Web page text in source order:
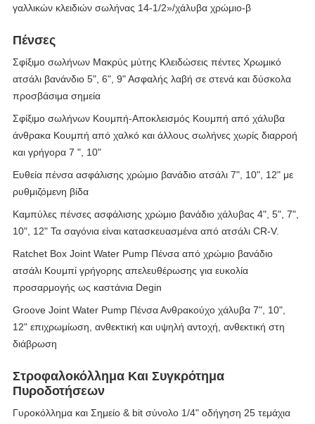
γαλλικών κλειδιών σωλήνας 14-1/2»/χάλυβα χρώμιο-β
Πένσες
Σφίξιμο σωλήνων Μακρύς μύτης Κλειδώσεις πέντες Χρωμικό
ατσάλι βανάνδιο 5", 6", 9" Ασφαλής λαβή σε στενά και δύσκολα
προσβάσιμα σημεία
Σφίξιμο σωλήνων Κουμπή-Αποκλεισμός Κουμπή από χάλυβα
άνθρακα Κουμπή από χαλκό και άλλους σωλήνες χωρίς διαρροή
και γρήγορα 7 ", 10"
Ευθεία πένσα ασφάλισης χρώμιο βανάδιο ατσάλι 7", 10", 12" με
ρυθμιζόμενη βίδα
Καμπύλες πένσες ασφάλισης χρώμιο βανάδιο χάλυβας 4", 5", 7",
10", 12" Τα σαγόνια είναι κατασκευασμένα από ατσάλι CR-V.
Ratchet Box Joint Water Pump Πένσα από χρώμιο βανάδιο
ατσάλι Κουμπί γρήγορης απελευθέρωσης για ευκολία
προσαρμογής ως καστάνια Degin
Groove Joint Water Pump Πένσα Ανθρακούχο χάλυβα 7", 10",
12" επιχρωμίωση, ανθεκτική και υψηλή αντοχή, ανθεκτική στη
διάβρωση
Στροφαλοκόλλημα Και Συγκρότημα
Πυροδοτήσεων
Γυροκόλλημα και Σημείο & bit σύνολο 1/4" οδήγηση 25 τεμάχια